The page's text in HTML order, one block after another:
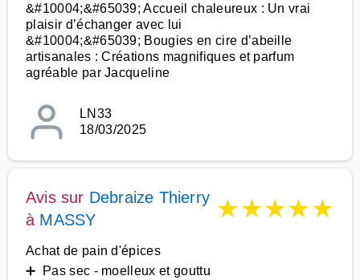
&#10004;&#65039; Accueil chaleureux : Un vrai
plaisir d’échanger avec lui
&#10004;&#65039; Bougies en cire d’abeille
artisanales : Créations magnifiques et parfum
agréable par Jacqueline
LN33
18/03/2025
Avis sur Debraize Thierry
à MASSY ★★★★★
Achat de pain d'épices
➕ Pas sec - moelleux et gouttu